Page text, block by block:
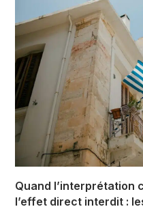
Quand l’interprétation
l’effet direct interdit :